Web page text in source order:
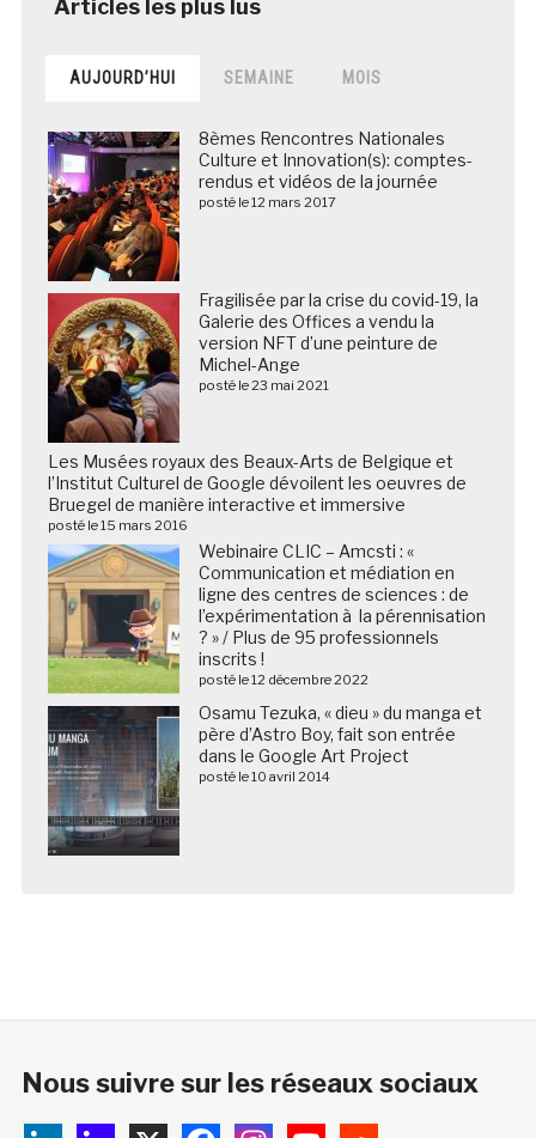
AUJOURD’HUI SEMAINE MOIS
8èmes Rencontres Nationales
Culture et Innovation(s): comptes-
rendus et vidéos de la journée
posté le 12 mars 2017
Fragilisée par la crise du covid-19, la
Galerie des Offices a vendu la
version NFT d’une peinture de
Michel-Ange
posté le 23 mai 2021
Les Musées royaux des Beaux-Arts de Belgique et
l’Institut Culturel de Google dévoilent les oeuvres de
Bruegel de manière interactive et immersive
posté le 15 mars 2016
Webinaire CLIC – Amcsti : «
Communication et médiation en
ligne des centres de sciences : de
l’expérimentation à la pérennisation
? » / Plus de 95 professionnels
inscrits !
posté le 12 décembre 2022
Osamu Tezuka, « dieu » du manga et
père d’Astro Boy, fait son entrée
dans le Google Art Project
posté le 10 avril 2014
Nous suivre sur les réseaux sociaux